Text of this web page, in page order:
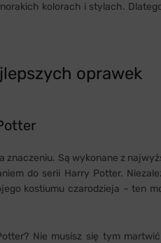
kolorach i stylach.
oprawek
Są wykonane z
do serii Harry Potter.
kostiumu czarodzieja – ten
Nie musisz się tym